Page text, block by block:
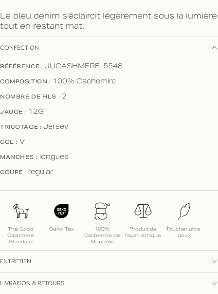
Le bleu denim s'éclaircit légèrement sous la lumière
tout en restant mat.
CONFECTION
RÉFÉRENCE : JUCASHMERE-5548
COMPOSITION : 100% Cachemire
NOMBRE DE FILS : 2
JAUGE : 12G
TRICOTAGE : Jersey
COL : V
MANCHES : longues
COUPE : regular
The Good
Cashmere
Standard
Oeko-Tex
100%
Cachemire de
Mongolie
Produit de
façon éthique
Toucher ultra-
doux
ENTRETIEN
LIVRAISON & RETOURS